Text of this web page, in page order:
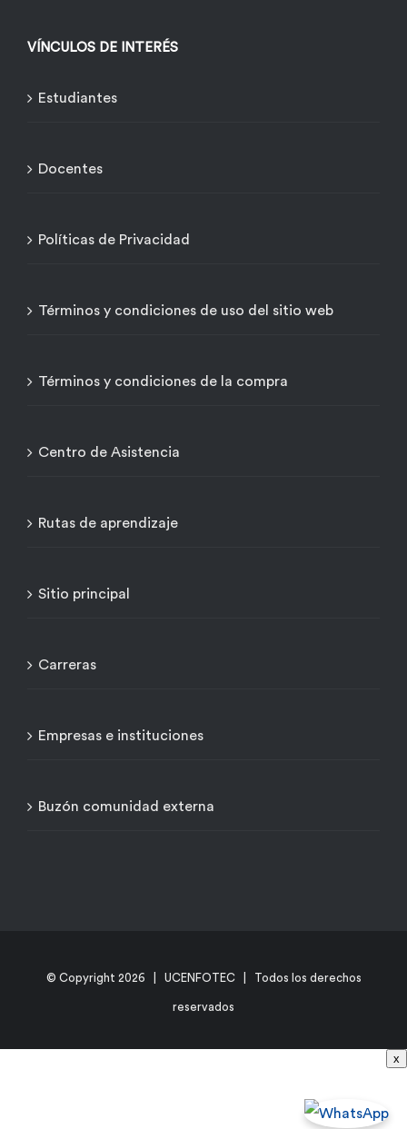
VÍNCULOS DE INTERÉS
Estudiantes
Docentes
Políticas de Privacidad
Términos y condiciones de uso del sitio web
Términos y condiciones de la compra
Centro de Asistencia
Rutas de aprendizaje
Sitio principal
Carreras
Empresas e instituciones
Buzón comunidad externa
© Copyright 2026 | UCENFOTEC | Todos los derechos
reservados
x